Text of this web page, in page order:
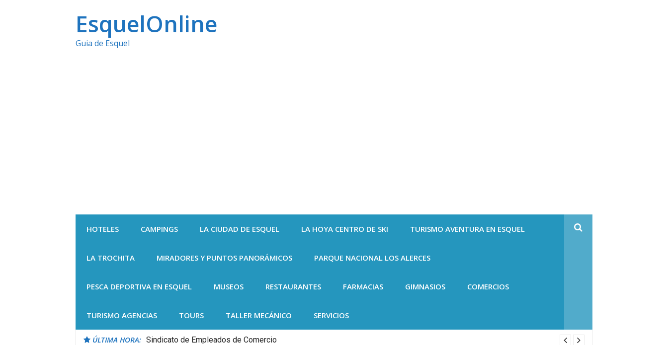
EsquelOnline
Guia de Esquel
HOTELES CAMPINGS LA CIUDAD DE ESQUEL LA HOYA CENTRO DE SKI TURISMO AVENTURA EN ESQUEL
LA TROCHITA MIRADORES Y PUNTOS PANORÁMICOS PARQUE NACIONAL LOS ALERCES
PESCA DEPORTIVA EN ESQUEL MUSEOS RESTAURANTES FARMACIAS GIMNASIOS COMERCIOS
TURISMO AGENCIAS TOURS TALLER MECÁNICO SERVICIOS
ÚLTIMA HORA: Sindicato de Empleados de Comercio